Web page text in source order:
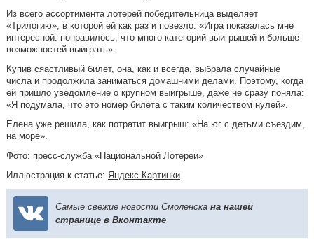
Из всего ассортимента лотерей победительница выделяет
«Трилогию», в которой ей как раз и повезло: «Игра показалась мне
интересной: понравилось, что много категорий выигрышей и больше
возможностей выиграть».
Купив сяастливый билет, она, как и всегда, выбрала случайные
числа и продолжила заниматься домашними делами. Поэтому, когда
ей пришло уведомление о крупном выигрыше, даже не сразу поняла:
«Я подумала, что это номер билета с таким количеством нулей».
Елена уже решила, как потратит выигрыш: «На юг с детьми съездим,
на море».
Фото: пресс-служба «Национальной Лотереи»
Иллюстрация к статье: Яндекс.Картинки
Самые свежие новости Смоленска на нашей
странице в Вконтакте